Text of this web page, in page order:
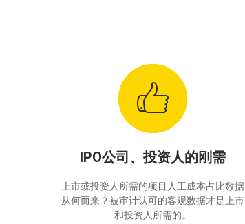
IPO公司、投资人的刚需
上市或投资人所需的项目人工成本占比数据
从何而来？被审计认可的客观数据才是上市
和投资人所需的。